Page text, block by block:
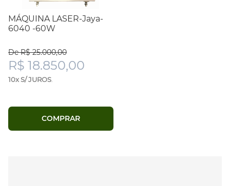
MÁQUINA LASER-Jaya-
6040 -60W
De R$ 25.000,00
R$ 18.850,00
10x S/ JUROS
COMPRAR